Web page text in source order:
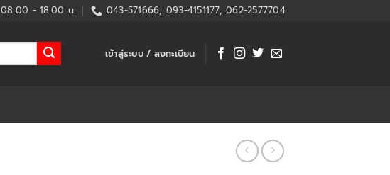
08:00 - 18.00 น. 043-571666, 093-4151177, 062-2577704
เข้าสู่ระบบ / ลงทะเบียน